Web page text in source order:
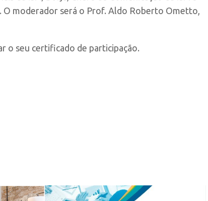
O moderador será o Prof. Aldo Roberto Ometto,
o seu certificado de participação.